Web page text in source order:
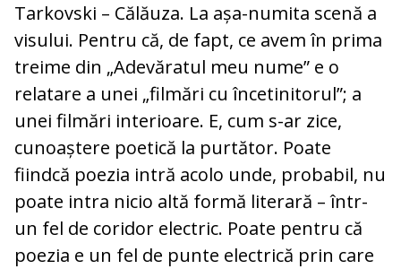
Tarkovski – Călăuza. La așa-numita scenă a
visului. Pentru că, de fapt, ce avem în prima
treime din „Adevăratul meu nume” e o
relatare a unei „filmări cu încetinitorul”; a
unei filmări interioare. E, cum s-ar zice,
cunoaștere poetică la purtător. Poate
fiindcă poezia intră acolo unde, probabil, nu
poate intra nicio altă formă literară – într-
un fel de coridor electric. Poate pentru că
poezia e un fel de punte electrică prin care